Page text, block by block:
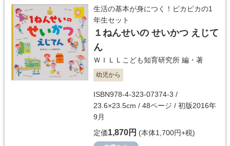
生活の基本が身につく！ピカピカの1
年生セット
１ねんせいの せいかつ えじて
ん
ＷＩＬＬこども知育研究所 編・著
幼児から
ISBN978-4-323-07374-3 /
23.6×23.5cm / 48ページ / 初版2016年
9月
定価1,870円 (本体1,700円+税)